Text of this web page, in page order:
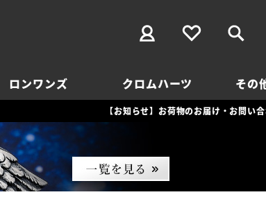
ロンワンズ クロムハーツ その
【お知らせ】お荷物のお届け・お問い